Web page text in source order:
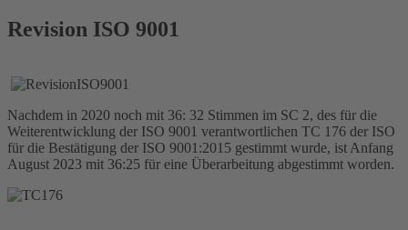
Revision ISO 9001
Nachdem in 2020 noch mit 36: 32 Stimmen im SC 2, des für die
Weiterentwicklung der ISO 9001 verantwortlichen TC 176 der ISO
für die Bestätigung der ISO 9001:2015 gestimmt wurde, ist Anfang
August 2023 mit 36:25 für eine Überarbeitung abgestimmt worden.